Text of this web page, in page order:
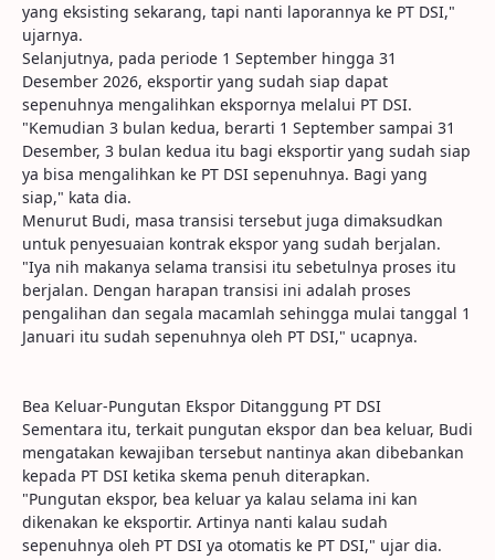
yang eksisting sekarang, tapi nanti laporannya ke PT DSI,"
ujarnya.
Selanjutnya, pada periode 1 September hingga 31
Desember 2026, eksportir yang sudah siap dapat
sepenuhnya mengalihkan ekspornya melalui PT DSI.
"Kemudian 3 bulan kedua, berarti 1 September sampai 31
Desember, 3 bulan kedua itu bagi eksportir yang sudah siap
ya bisa mengalihkan ke PT DSI sepenuhnya. Bagi yang
siap," kata dia.
Menurut Budi, masa transisi tersebut juga dimaksudkan
untuk penyesuaian kontrak ekspor yang sudah berjalan.
"Iya nih makanya selama transisi itu sebetulnya proses itu
berjalan. Dengan harapan transisi ini adalah proses
pengalihan dan segala macamlah sehingga mulai tanggal 1
Januari itu sudah sepenuhnya oleh PT DSI," ucapnya.
Bea Keluar-Pungutan Ekspor Ditanggung PT DSI
Sementara itu, terkait pungutan ekspor dan bea keluar, Budi
mengatakan kewajiban tersebut nantinya akan dibebankan
kepada PT DSI ketika skema penuh diterapkan.
"Pungutan ekspor, bea keluar ya kalau selama ini kan
dikenakan ke eksportir. Artinya nanti kalau sudah
sepenuhnya oleh PT DSI ya otomatis ke PT DSI," ujar dia.